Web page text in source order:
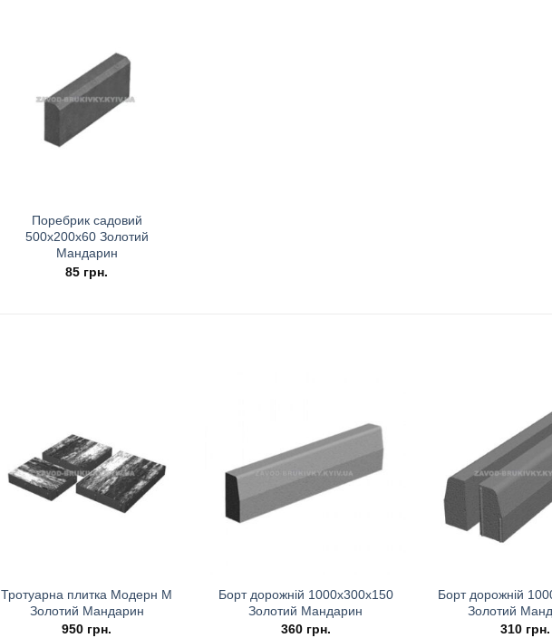
Поребрик садовий
500х200х60 Золотий
Мандарин
85 грн.
Тротуарна плитка Модерн М
Золотий Мандарин
950 грн.
Борт дорожній 1000х300х150
Золотий Мандарин
360 грн.
Борт дорожній
Золотий
310 грн.